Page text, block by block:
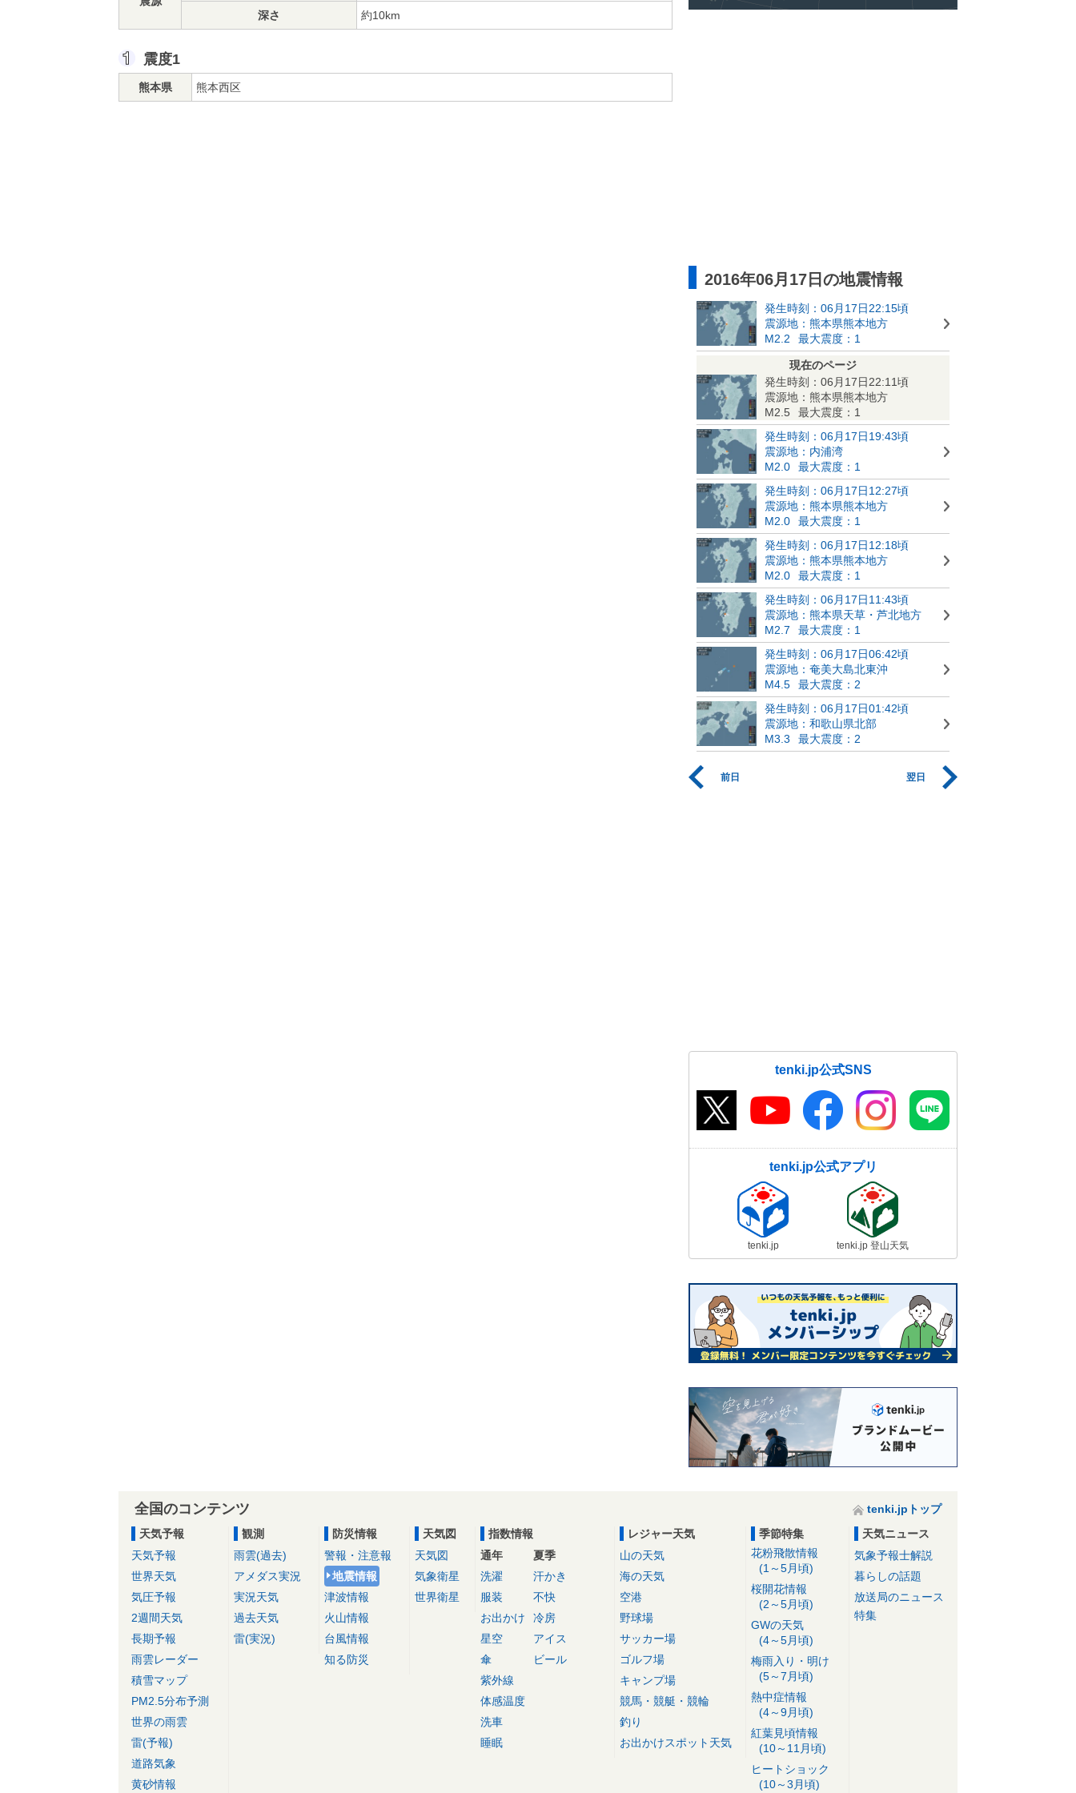
深さ
約10km
震度1
熊本県 熊本西区
2016年06月17日の地震情報
発生時刻：06月17日22:15頃
震源地：熊本県熊本地方
M2.2
最大震度：1
現在のページ
発生時刻：06月17日22:11頃
震源地：熊本県熊本地方
M2.5
最大震度：1
発生時刻：06月17日19:43頃
震源地：内浦湾
M2.0
最大震度：1
発生時刻：06月17日12:27頃
震源地：熊本県熊本地方
M2.0
最大震度：1
発生時刻：06月17日12:18頃
震源地：熊本県熊本地方
M2.0
最大震度：1
発生時刻：06月17日11:43頃
震源地：熊本県天草・芦北地方
M2.7
最大震度：1
発生時刻：06月17日06:42頃
震源地：奄美大島北東沖
M4.5
最大震度：2
発生時刻：06月17日01:42頃
震源地：和歌山県北部
M3.3
最大震度：2
前日 翌日
tenki.jp公式SNS
tenki.jp公式アプリ
tenki.jp tenki.jp 登山天気
全国のコンテンツ
tenki.jpトップ
天気予報
天気予報
世界天気
気圧予報
2週間天気
長期予報
雨雲レーダー
積雪マップ
PM2.5分布予測
世界の雨雲
雷(予報)
道路気象
黄砂情報
観測
雨雲(過去)
アメダス実況
実況天気
過去天気
雷(実況)
防災情報
警報・注意報
地震情報
津波情報
火山情報
台風情報
知る防災
天気図
天気図
気象衛星
世界衛星
指数情報
通年
洗濯
服装
お出かけ
星空
傘
紫外線
体感温度
洗車
睡眠
夏季
汗かき
不快
冷房
アイス
ビール
レジャー天気
山の天気
海の天気
空港
野球場
サッカー場
ゴルフ場
キャンプ場
競馬・競艇・競輪
釣り
お出かけスポット天気
季節特集
花粉飛散情報
(1～5月頃)
桜開花情報
(2～5月頃)
GWの天気
(4～5月頃)
梅雨入り・明け
(5～7月頃)
熱中症情報
(4～9月頃)
紅葉見頃情報
(10～11月頃)
ヒートショック
(10～3月頃)
天気ニュース
気象予報士解説
暮らしの話題
放送局のニュース
特集